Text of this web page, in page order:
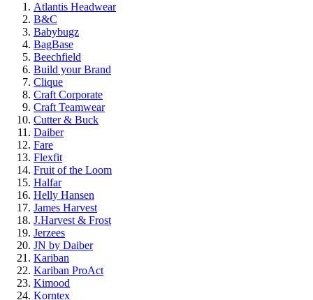
Atlantis Headwear
B&C
Babybugz
BagBase
Beechfield
Build your Brand
Clique
Craft Corporate
Craft Teamwear
Cutter & Buck
Daiber
Fare
Flexfit
Fruit of the Loom
Halfar
Helly Hansen
James Harvest
J.Harvest & Frost
Jerzees
JN by Daiber
Kariban
Kariban ProAct
Kimood
Korntex